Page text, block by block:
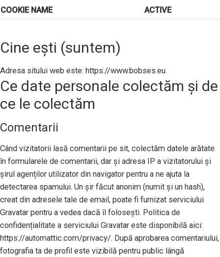
COOKIE NAME
ACTIVE
Cine ești (suntem)
Adresa sitului web este: https://www.bobses.eu.
Ce date personale colectăm și de
ce le colectăm
Comentarii
Când vizitatorii lasă comentarii pe sit, colectăm datele arătate
în formularele de comentarii, dar și adresa IP a vizitatorului și
șirul agenților utilizator din navigator pentru a ne ajuta la
detectarea spamului. Un șir făcut anonim (numit și un hash),
creat din adresele tale de email, poate fi furnizat serviciului
Gravatar pentru a vedea dacă îl folosești. Politica de
confidențialitate a serviciului Gravatar este disponibilă aici:
https://automattic.com/privacy/. După aprobarea comentariului,
fotografia ta de profil este vizibilă pentru public lângă